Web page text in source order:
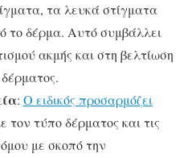
τα λευκά στίγματα
το δέρμα. Αυτό συμβάλλει
ακμής και στη βελτίωση
: Ο ειδικός προσαρμόζει
τον τύπο δέρματος και τις
με σκοπό την